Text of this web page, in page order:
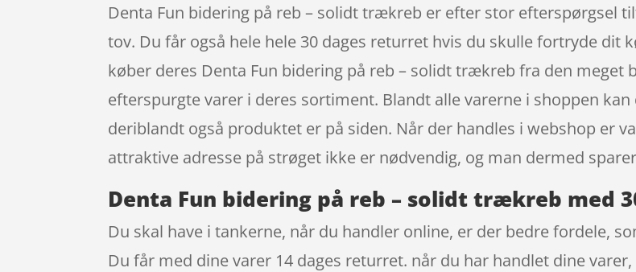
Denta Fun bidering på reb – solidt trækreb er efter stor efterspørgsel
tov. Du får også hele hele 30 dages returret hvis du skulle fortryde dit
køber deres Denta Fun bidering på reb – solidt trækreb fra den meget
efterspurgte varer i deres sortiment. Blandt alle varerne i shoppen
deriblandt også produktet er på siden. Når der handles i webshop er
attraktive adresse på strøget ikke er nødvendig, og man dermed
Denta Fun bidering på reb – solidt trækreb med
Du skal have i tankerne, når du handler online, er der bedre fordele,
Du får med dine varer 14 dages returret. når du har handlet dine